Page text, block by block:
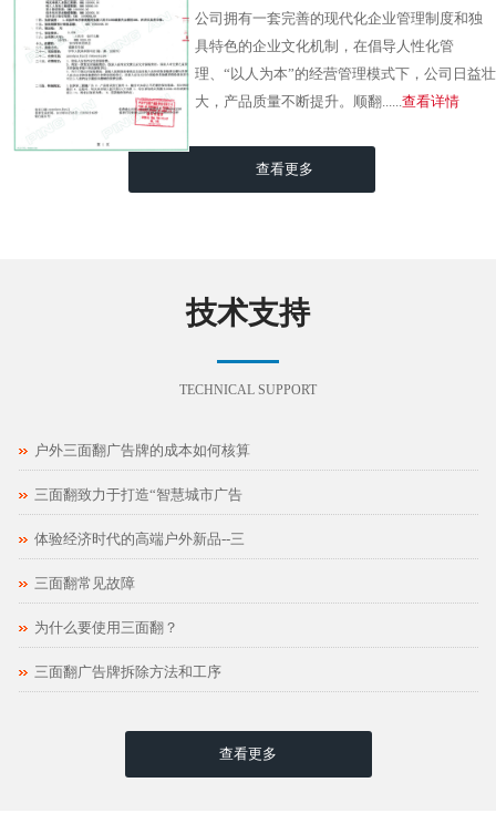
公司拥有一套完善的现代化企业管理制度和独
具特色的企业文化机制，在倡导人性化管
理、“以人为本”的经营管理模式下，公司日益壮
大，产品质量不断提升。顺翻...... 查看详情
查看更多
技术支持
TECHNICAL SUPPORT
户外三面翻广告牌的成本如何核算
三面翻致力于打造“智慧城市广告
体验经济时代的高端户外新品--三
三面翻常见故障
为什么要使用三面翻？
三面翻广告牌拆除方法和工序
查看更多